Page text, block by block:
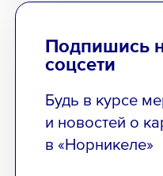
Подпишись
соцсети
Будь в курсе
и новостей о
в «Норникеле»